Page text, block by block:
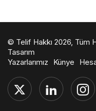
© Telif Hakkı 2026, Tüm
Tasarım
Yazarlarımız
Künye